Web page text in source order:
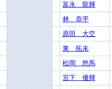
富永 龍輝
林 恭平
原田 大空
東 拓未
松岡 悠馬
宮下 優輝